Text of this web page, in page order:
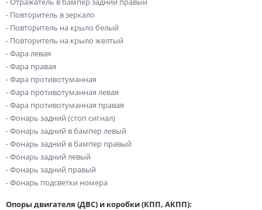
- Повторитель в зеркало
- Повторитель на крыло белый
- Повторитель на крыло желтый
- Фара левая
- Фара правая
- Фара противотуманная
- Фара противотуманная левая
- Фара противотуманная правая
- Фонарь задний (стоп сигнал)
- Фонарь задний в бампер левый
- Фонарь задний в бампер правый
- Фонарь задний левый
- Фонарь задний правый
- Фонарь подсветки номера
Опоры двигателя (ДВС) и коробки (КПП, АКПП):